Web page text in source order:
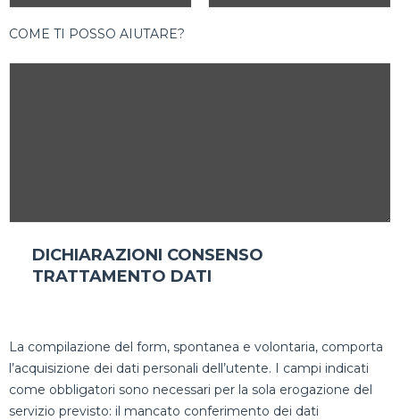
COME TI POSSO AIUTARE?
DICHIARAZIONI CONSENSO
TRATTAMENTO DATI
La compilazione del form, spontanea e volontaria, comporta
l’acquisizione dei dati personali dell’utente. I campi indicati
come obbligatori sono necessari per la sola erogazione del
servizio previsto: il mancato conferimento dei dati